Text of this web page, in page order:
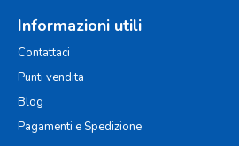
Informazioni utili
Contattaci
Punti vendita
Blog
Pagamenti e Spedizione